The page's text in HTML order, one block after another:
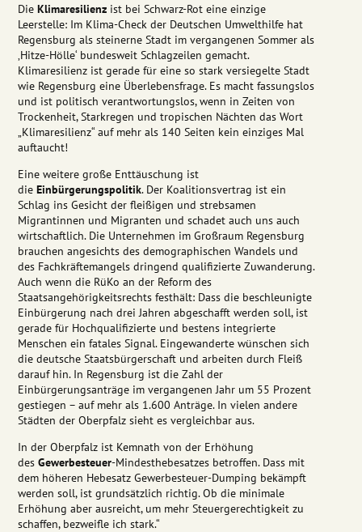
DieKlimaresilienz ist bei Schwarz-Rot eine einzige
Leerstelle: Im Klima-Check der Deutschen Umwelthilfe hat
Regensburg als steinerne Stadt im vergangenen Sommer als
‚Hitze-Hölle‘ bundesweit Schlagzeilen gemacht.
Klimaresilienz ist gerade für eine so stark versiegelte Stadt
wie Regensburg eine Überlebensfrage. Es macht fassungslos
und ist politisch verantwortungslos, wenn in Zeiten von
Trockenheit, Starkregen und tropischen Nächten das Wort
„Klimaresilienz“ auf mehr als 140 Seiten kein einziges Mal
auftaucht!
Eine weitere große Enttäuschung ist
dieEinbürgerungspolitik. Der Koalitionsvertrag ist ein
Schlag ins Gesicht der fleißigen und strebsamen
Migrantinnen und Migranten und schadet auch uns auch
wirtschaftlich. Die Unternehmen im Großraum Regensburg
brauchen angesichts des demographischen Wandels und
des Fachkräftemangels dringend qualifizierte Zuwanderung.
Auch wenn die RüKo an der Reform des
Staatsangehörigkeitsrechts festhält: Dass die beschleunigte
Einbürgerung nach drei Jahren abgeschafft werden soll, ist
gerade für Hochqualifizierte und bestens integrierte
Menschen ein fatales Signal. Eingewanderte wünschen sich
die deutsche Staatsbürgerschaft und arbeiten durch Fleiß
darauf hin. In Regensburg ist die Zahl der
Einbürgerungsanträge im vergangenen Jahr um 55 Prozent
gestiegen – auf mehr als 1.600 Anträge. In vielen andere
Städten der Oberpfalz sieht es vergleichbar aus.
In der Oberpfalz ist Kemnath von der Erhöhung
desGewerbesteuer-Mindesthebesatzes betroffen. Dass mit
dem höheren Hebesatz Gewerbesteuer-Dumping bekämpft
werden soll, ist grundsätzlich richtig. Ob die minimale
Erhöhung aber ausreicht, um mehr Steuergerechtigkeit zu
schaffen, bezweifle ich stark.“